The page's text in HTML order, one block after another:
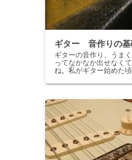
ギター 音作りの基
ギターの音作り、うま
ってなかなか出せなく
ね。私がギター始めた
り気にす...